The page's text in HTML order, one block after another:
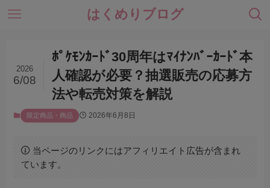
はくめりブログ
ﾎﾟｹﾓﾝｶｰﾄﾞ30周年はﾏｲﾅﾝﾊﾞｰｶｰﾄﾞ本
人確認が必要？抽選販売の応募方
法や転売対策を解説
2026
6/08
限定商品・商品 2026年6月8日
当ページのリンクにはアフィリエイト広告が含まれ
ています。